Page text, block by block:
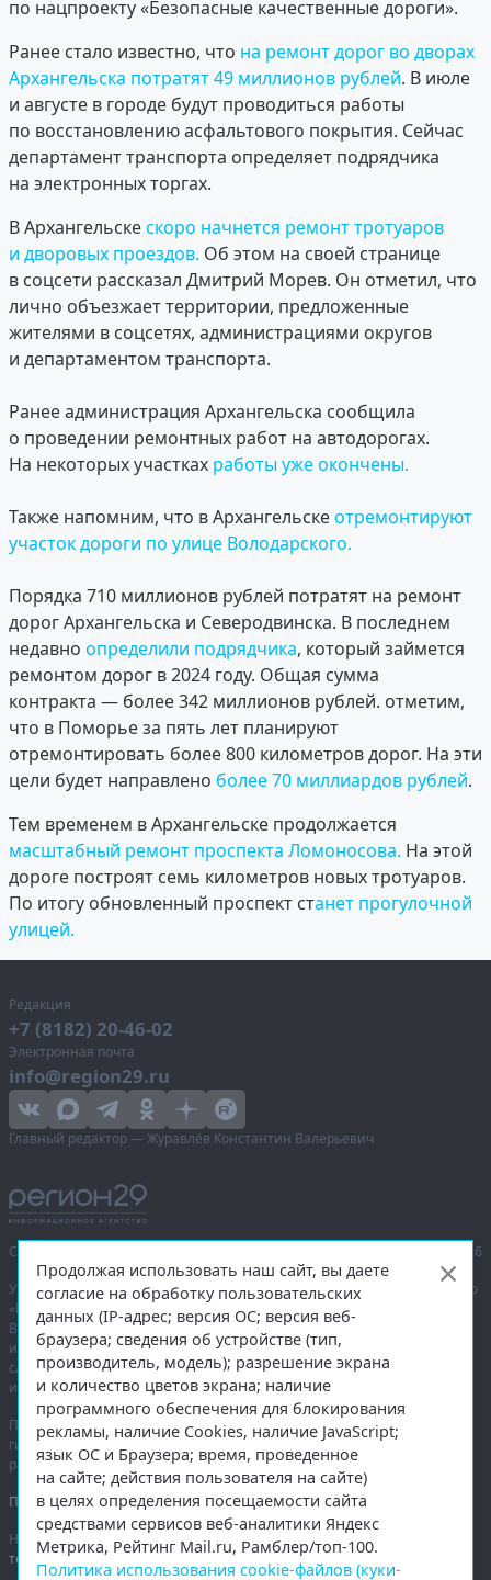
по нацпроекту «Безопасные качественные дороги».
Ранее стало известно, что на ремонт дорог во дворах
Архангельска потратят 49 миллионов рублей. В июле
и августе в городе будут проводиться работы
по восстановлению асфальтового покрытия. Сейчас
департамент транспорта определяет подрядчика
на электронных торгах.
В Архангельскескоро начнется ремонт тротуаров
и дворовых проездов. Об этом на своей странице
в соцсети рассказал Дмитрий Морев. Он отметил, что
лично объезжает территории, предложенные
жителями в соцсетях, администрациями округов
и департаментом транспорта.
Ранее администрация Архангельска сообщила
о проведении ремонтных работ на автодорогах.
На некоторых участках работы уже окончены.
Также напомним, что в Архангельскеотремонтируют
участок дороги по улице Володарского.
Порядка 710 миллионов рублей потратят на ремонт
дорог Архангельска и Северодвинска. В последнем
недавно определили подрядчика, который займется
ремонтом дорог в 2024 году. Общая сумма
контракта — более 342 миллионов рублей. отметим,
что в Поморье за пять лет планируют
отремонтировать более 800 километров дорог. На эти
цели будет направлено более 70 миллиардов рублей.
Тем временем в Архангельске продолжается
масштабный ремонт проспекта Ломоносова. На этой
дороге построят семь километров новых тротуаров.
По итогу обновленный проспект станет прогулочной
улицей.
Редакция
+7 (8182) 20-46-02
Электронная почта
info@region29.ru
Главный редактор — Журавлёв Константин Валерьевич
Сетевое издание «Информационное агентство Регион 29»,
© 2016–2026
Учредитель — общество с ограниченной ответственностью «Агентство
«Правда Севера».
Выписка из реестра зарегистрированных средств массовой
информации:ЭЛ № ФС 77-74226от 09.11.2018 выдано Федеральной
службой по надзору в сфере связи, информационных технологий
и массовых коммуникаций (Роскомнадзор).
При полном или частичном использовании любых материалов
гиперссылка на
обязательна. Копирование материалов без
разрешения администрации сайта запрещено.
Правовая информация.
На информационном ресурсе применяются
рекомендательные
технологии.
Продолжая использовать наш сайт, вы даете
согласие на обработку пользовательских
данных (IP-адрес; версия ОС; версия веб-
браузера; сведения об устройстве (тип,
производитель, модель); разрешение экрана
и количество цветов экрана; наличие
программного обеспечения для блокирования
рекламы, наличие Cookies, наличие JavaScript;
язык ОС и Браузера; время, проведенное
на сайте; действия пользователя на сайте)
в целях определения посещаемости сайта
средствами сервисов веб-аналитики Яндекс
Метрика, Рейтинг Mail.ru, Рамблер/топ-100.
Политика использования cookie-файлов (куки-